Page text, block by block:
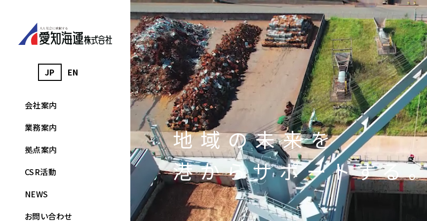
会社案内
業務案内
拠点案内
CSR活動
NEWS
お問い合わせ
地域の未来を
港からサポートする。
JP EN